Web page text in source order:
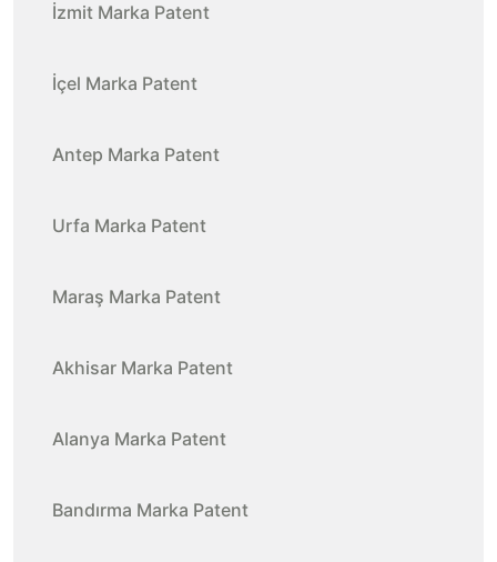
İzmit Marka Patent
İçel Marka Patent
Antep Marka Patent
Urfa Marka Patent
Maraş Marka Patent
Akhisar Marka Patent
Alanya Marka Patent
Bandırma Marka Patent